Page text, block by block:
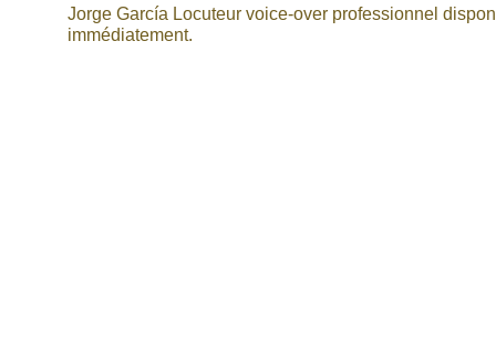
Jorge García Locuteur voice-over professionnel
immédiatement.